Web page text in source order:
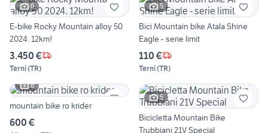
6
E-bike Rocky Mountain alloy 50
2024. 12km!
3.450 €
Terni(TR)
5
Bici Mountain bike Atala Shine
Eagle - serie limit
110 €
Terni(TR)
6
mountain bike ro krider
600 €
5
Bicicletta Mountain Bike
Trubbiani 21V Special